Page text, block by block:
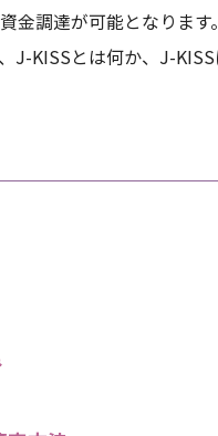
金調達が可能となりま
J-KISSとは何か、J-